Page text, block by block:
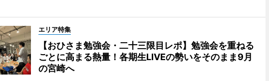
エリア特集
【おひさま勉強会・二十三限目レポ】勉強会を重ねる
ごとに高まる熱量！各期生LIVEの勢いをそのまま9月
の宮崎へ